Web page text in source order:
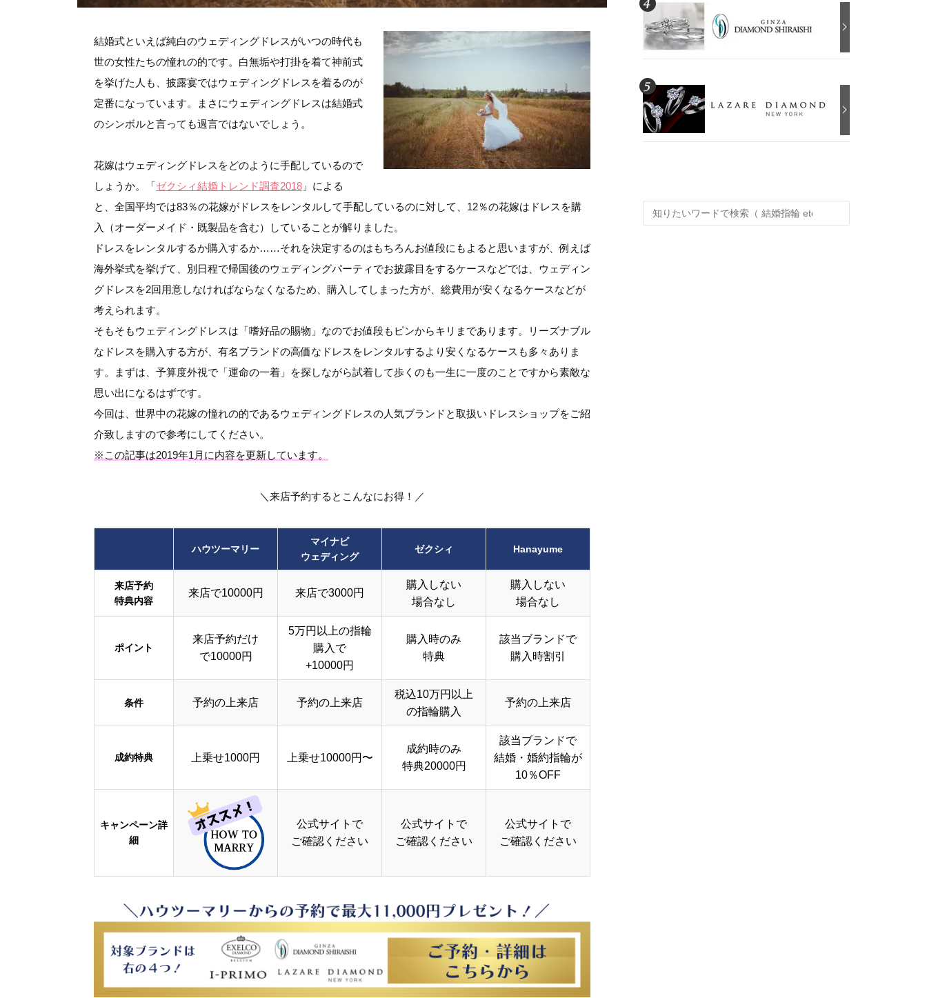
結婚式といえば純白のウェディングドレスがいつの時代も
世の女性たちの憧れの的です。白無垢や打掛を着て神前式
を挙げた人も、披露宴ではウェディングドレスを着るのが
定番になっています。まさにウェディングドレスは結婚式
のシンボルと言っても過言ではないでしょう。
花嫁はウェディングドレスをどのように手配しているので
しょうか。「ゼクシィ結婚トレンド調査2018 」による
と、全国平均では83％の花嫁がドレスをレンタルして手配しているのに対して、12％の花嫁はドレスを購
入（オーダーメイド・既製品を含む）していることが解りました。
ドレスをレンタルするか購入するか……それを決定するのはもちろんお値段にもよると思いますが、例えば
海外挙式を挙げて、別日程で帰国後のウェディングパーティでお披露目をするケースなどでは、ウェディン
グドレスを2回用意しなければならなくなるため、購入してしまった方が、総費用が安くなるケースなどが
考えられます。
そもそもウェディングドレスは「嗜好品の賜物」なのでお値段もピンからキリまであります。リーズナブル
なドレスを購入する方が、有名ブランドの高価なドレスをレンタルするより安くなるケースも多々ありま
す。まずは、予算度外視で「運命の一着」を探しながら試着して歩くのも一生に一度のことですから素敵な
思い出になるはずです。
今回は、世界中の花嫁の憧れの的であるウェディングドレスの人気ブランドと取扱いドレスショップをご紹
介致しますので参考にしてください。
※この記事は2019年1月に内容を更新しています。
＼来店予約するとこんなにお得！／
ハウツーマリー
マイナビ
ウェディング
ゼクシィ Hanayume
来店予約
特典内容
来店で10000円 来店で3000円
購入しない
場合なし
購入しない
場合なし
ポイント
来店予約だけ
で10000円
5万円以上の指輪
購入で
+10000円
購入時のみ
特典
該当ブランドで
購入時割引
条件 予約の上来店 予約の上来店
税込10万円以上
の指輪購入
予約の上来店
成約特典 上乗せ1000円 上乗せ10000円〜
成約時のみ
特典20000円
該当ブランドで
結婚・婚約指輪が
10％OFF
キャンペーン詳
細
公式サイトで
ご確認ください
公式サイトで
ご確認ください
公式サイトで
ご確認ください